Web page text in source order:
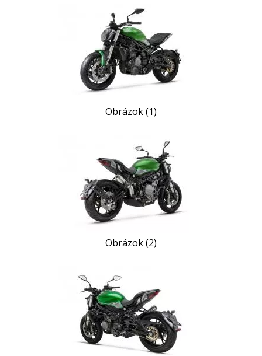
Obrázok (1)
Obrázok (2)